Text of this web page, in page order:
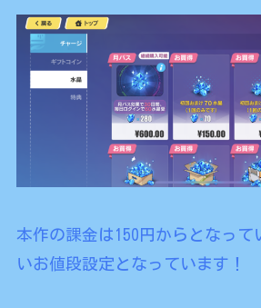
本作の課金は150円からとなって
いお値段設定となっています！